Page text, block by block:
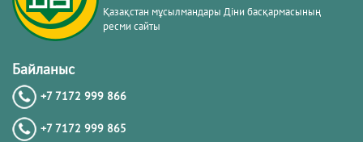
06.04.2020
31.07.2017
Қазақстан мұсылмандары Діни басқармасының
ресми сайты
Байланыс
+7 7172 999 866
+7 7172 999 865